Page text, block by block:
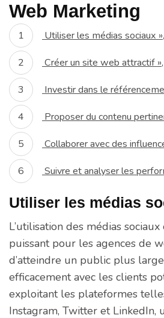
Web Marketing
Utiliser les médias sociaux »,
Créer un site web attractif »,
Investir dans le
Proposer du contenu
Collaborer avec des
Suivre et analyser les
Utiliser les médias
L’utilisation des médias
puissant pour les agences de
d’atteindre un public plus
efficacement avec les clients
exploitant les plateformes
Instagram, Twitter et LinkedIn,